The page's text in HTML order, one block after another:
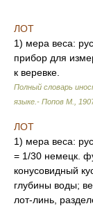
ЛОТ
1) мера веса:
прибор для
к веревке.
Полный словарь
языке.- Попов М.
ЛОТ
1) мера веса:
= 1/30 немецк.
конусовидный
глубины воды;
лот-линь,